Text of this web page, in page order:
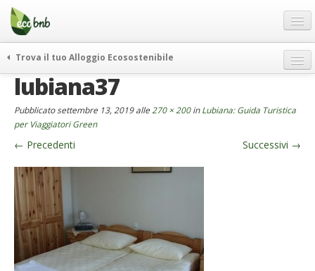
Menu
Salta
contenuto
Offerte Speciali
Regali
FAQ
Chi Siamo
Partner
Contatti
Italiano
German
Trova il tuo Alloggio Ecosostenibile
weekend green
curiosità
vivere e viaggiare verde
news ed eventi
ecohotel
rassegna stampa
lubiana37
Pubblicatosettembre 13, 2019alle 270 × 200inLubiana: Guida Turistica
per Viaggiatori Green
← Precedenti Successivi →